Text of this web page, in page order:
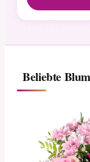
Beliebte